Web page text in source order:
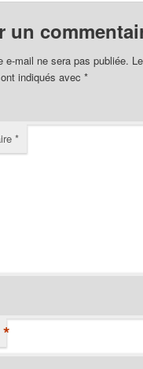
un
e-mail ne sera pas publiée.
indiqués avec*
*
*